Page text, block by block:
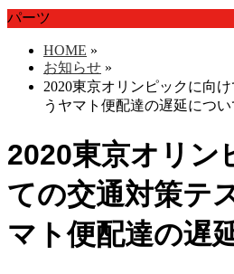
パーツ
HOME »
お知らせ »
2020東京オリンピックに向
うヤマト便配達の遅延につい
2020東京オリン
ての交通対策テ
マト便配達の遅